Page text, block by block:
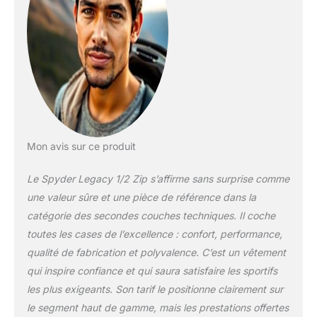
Mon avis sur ce produit
Le Spyder Legacy 1/2 Zip s’affirme sans surprise comme
une valeur sûre et une pièce de référence dans la
catégorie des secondes couches techniques. Il coche
toutes les cases de l’excellence : confort, performance,
qualité de fabrication et polyvalence. C’est un vêtement
qui inspire confiance et qui saura satisfaire les sportifs
les plus exigeants. Son tarif le positionne clairement sur
le segment haut de gamme, mais les prestations offertes